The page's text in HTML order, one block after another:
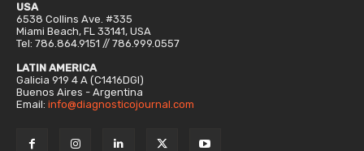
USA
6538 Collins Ave. #335
Miami Beach, FL 33141, USA
Tel: 786.864.9151 // 786.999.0557
LATIN AMERICA
Galicia 919 4 A (C1416DGI)
Buenos Aires - Argentina
Email: info@diagnosticojournal.com